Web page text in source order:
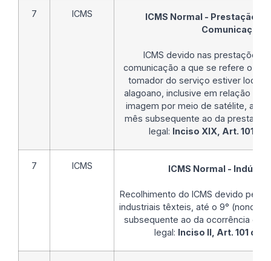
7 ICMS
ICMS Normal - Prestação
Comunicação
ICMS devido nas prestações
comunicação a que se refere o
tomador do serviço estiver
alagoano, inclusive em relação à
imagem por meio de satélite, até
mês subsequente ao da
legal: Inciso XIX, Art. 101 do
7 ICMS ICMS Normal -
Recolhimento do ICMS devido
industriais têxteis, até o 9° (nono)
subsequente ao da ocorrência do
legal: Inciso II, Art. 101 do